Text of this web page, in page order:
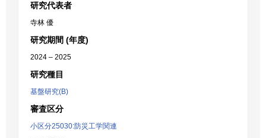
研究代表者
寺林 優
研究期間 (年度)
2024 – 2025
研究種目
基盤研究(B)
審査区分
小区分25030:防災工学関連